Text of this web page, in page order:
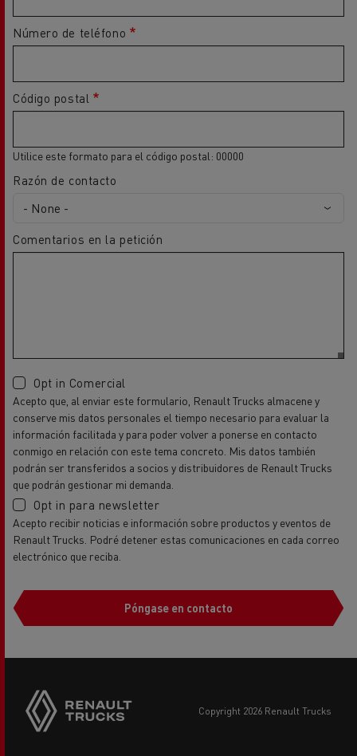
Número de teléfono
Código postal
Utilice este formato para el código postal: 00000
Razón de contacto
Comentarios en la petición
Opt in Comercial
Acepto que, al enviar este formulario, Renault Trucks almacene y
conserve mis datos personales el tiempo necesario para evaluar la
información facilitada y para poder volver a ponerse en contacto
conmigo en relación con este tema concreto. Mis datos también
podrán ser transferidos a socios y distribuidores de Renault Trucks
que podrán gestionar mi demanda.
Opt in para newsletter
Acepto recibir noticias e información sobre productos y eventos de
Renault Trucks. Podré detener estas comunicaciones en cada correo
electrónico que reciba.
Póngase en contacto
copyright 2026 Renault Trucks